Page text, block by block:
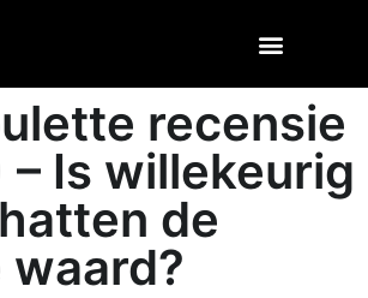
recensie
Is willekeurig
de